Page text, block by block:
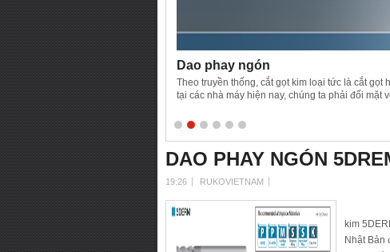
Dao phay ngón
Theo truyền thống, cắt gọt kim loại tức là cắt
tại các nhà máy hiện nay, chúng ta phải đối
với hợp kim thép truyền thống và có thể thực sự
DAO PHAY NGÓN
19:26 RUKOVIETNAM
DAO
kim
Nhật Bản